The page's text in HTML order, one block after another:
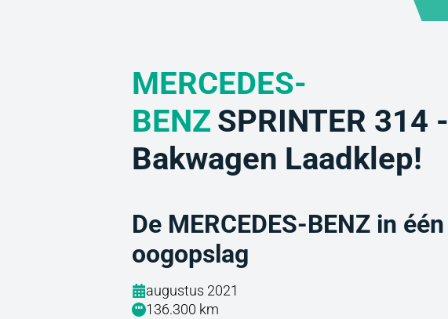
MERCEDES-
BENZSPRINTER 314 -
Bakwagen Laadklep!
De MERCEDES-BENZ in één
oogopslag
augustus 2021
136.300 km